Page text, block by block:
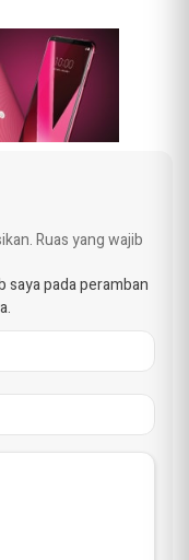
Ruas yang wajib
saya pada peramban